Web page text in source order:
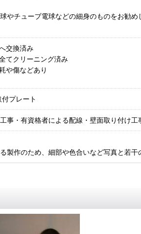
やチューブ電球などの細身のものをお勧め
交換済み
てクリーニング済み
や傷などあり
プレート
事・有資格者による配線・壁面取り付け工
製作のため、細部や色合いなど写真と若干